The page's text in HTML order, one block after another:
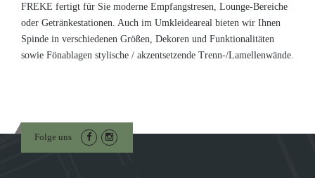
FREKE fertigt für Sie moderne Empfangstresen, Lounge-Bereiche
oder Getränkestationen. Auch im Umkleideareal bieten wir Ihnen
Spinde in verschiedenen Größen, Dekoren und Funktionalitäten
sowie Fönablagen stylische / akzentsetzende Trenn-/Lamellenwände.
Folge uns